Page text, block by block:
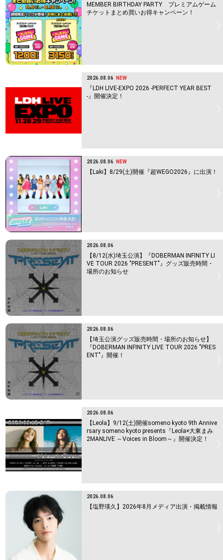
MEMBER BIRTHDAY PARTY プレミアムゲーム
チケットまとめ買いお得キャンペーン！
2026.08.06 NEW
『LDH LIVE-EXPO 2026 -PERFECT YEAR BEST
-』開催決定！
2026.08.06 NEW
【Laki】8/29(土)開催『超WEGO2026』に出演！
2026.08.06
【8/12(水)埼玉公演】『DOBERMAN INFINITY LI
VE TOUR 2026 "PRESENT"』グッズ販売時間・
場所のお知らせ
2026.08.06
【埼玉公演グッズ販売時間・場所のお知らせ】
『DOBERMAN INFINITY LIVE TOUR 2026 "PRES
ENT"』開催！
2026.08.06
【Leola】9/12(土)開催someno kyoto 9th Annive
rsary someno kyoto presents『Leola×大東まみ
2MANLIVE ～Voices in Bloom～』開催決定！
2026.08.06
【塩野瑛久】2026年8月メディア出演・掲載情報